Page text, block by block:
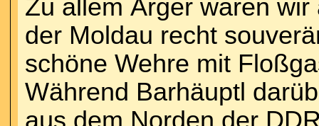
Zu allem Ärger waren
der Moldau recht
schöne Wehre mit
Während Barhäuptl